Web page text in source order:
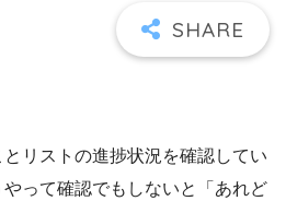
リストの進捗状況を確認してい
って確認でもしないと「あれど